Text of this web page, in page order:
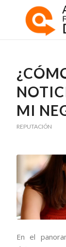
MI
REPUTACIÓN
En el